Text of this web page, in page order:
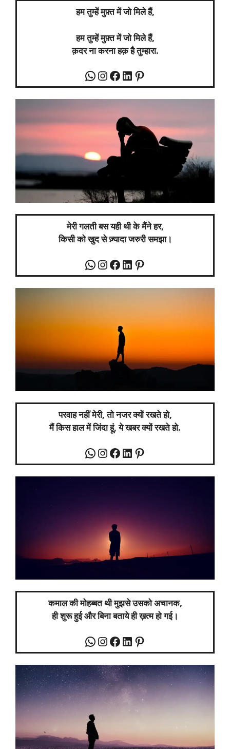
हम तुम्हें मुफ़्त में जो मिले हैं,
हम तुम्हें मुफ़्त में जो मिले हैं,
क़दर ना करना हक़ है तुम्हारा.
मेरी गलती बस यही थी के मैंने हर,
किसी को खुद से ज़्यादा जरुरी समझा।
परवाह नहीं मेरी, तो नजर क्यों रखते हो,
मैं किस हाल में जिंदा हूं, ये खबर क्यों रखते हो.
कमाल की मोहब्बत थी मुझसे उसको अचानक,
ही शुरू हुई और बिना बताये ही ख़त्म हो गई।